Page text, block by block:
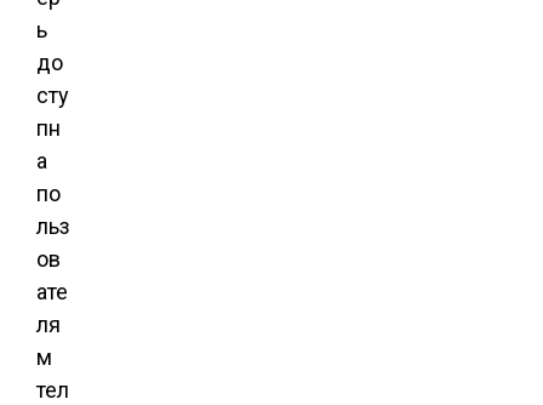
ь
до
сту
пн
а
по
льз
ов
ате
ля
м
тел